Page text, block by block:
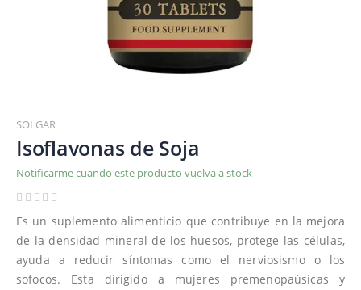
al
comienzo
de
la
galería
imágenes
SOLGAR
Isoflavonas de Soja
Notificarme cuando este producto vuelva a stock
Es un suplemento alimenticio que contribuye en la mejora
de la densidad mineral de los huesos, protege las células,
ayuda a reducir síntomas como el nerviosismo o los
sofocos. Esta dirigido a mujeres premenopaúsicas y